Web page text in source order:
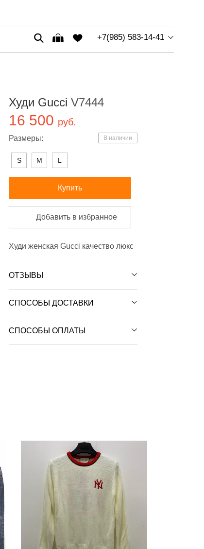
+7(985) 583-14-41
Худи Gucci V7444
16 500 руб.
В наличии
Размеры:
S M L
Купить
Добавить в избранное
Худи женская Gucci качество люкс
ОТЗЫВЫ
СПОСОБЫ ДОСТАВКИ
СПОСОБЫ ОПЛАТЫ